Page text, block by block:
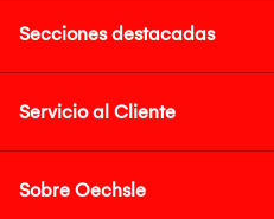
Secciones destacadas
Servicio al Cliente
Sobre Oechsle